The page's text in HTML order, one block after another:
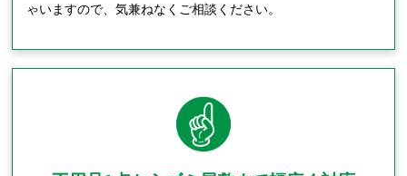
ゃいますので、気兼ねなくご相談ください。